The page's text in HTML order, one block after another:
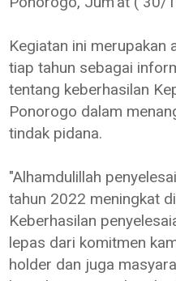
Kegiatan ini merupakan
tiap tahun sebagai
tentang keberhasilan
Ponorogo dalam
tindak pidana.
"Alhamdulillah
tahun 2022 meningkat
Keberhasilan
lepas dari komitmen
holder dan juga